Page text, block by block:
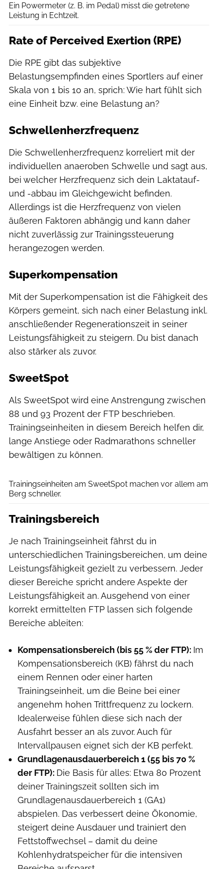
Ein Powermeter (z. B. im Pedal) misst die getretene
Leistung in Echtzeit.
Rate of Perceived Exertion (RPE)
Die RPE gibt das subjektive
Belastungsempfinden eines Sportlers auf einer
Skala von 1 bis 10 an, sprich: Wie hart fühlt sich
eine Einheit bzw. eine Belastung an?
Schwellenherzfrequenz
Die Schwellenherzfrequenz korreliert mit der
individuellen anaeroben Schwelle und sagt aus,
bei welcher Herzfrequenz sich dein Laktatauf-
und -abbau im Gleichgewicht befinden.
Allerdings ist die Herzfrequenz von vielen
äußeren Faktoren abhängig und kann daher
nicht zuverlässig zur Trainingssteuerung
herangezogen werden.
Superkompensation
Mit der Superkompensation ist die Fähigkeit des
Körpers gemeint, sich nach einer Belastung inkl.
anschließender Regenerationszeit in seiner
Leistungsfähigkeit zu steigern. Du bist danach
also stärker als zuvor.
SweetSpot
Als SweetSpot wird eine Anstrengung zwischen
88 und 93 Prozent der FTP beschrieben.
Trainingseinheiten in diesem Bereich helfen dir,
lange Anstiege oder Radmarathons schneller
bewältigen zu können.
Trainingseinheiten am SweetSpot machen vor allem am
Berg schneller.
Trainingsbereich
Je nach Trainingseinheit fährst du in
unterschiedlichen Trainingsbereichen, um deine
Leistungsfähigkeit gezielt zu verbessern. Jeder
dieser Bereiche spricht andere Aspekte der
Leistungsfähigkeit an. Ausgehend von einer
korrekt ermittelten FTP lassen sich folgende
Bereiche ableiten:
Kompensationsbereich (bis 55 % der FTP): Im
Kompensationsbereich (KB) fährst du nach
einem Rennen oder einer harten
Trainingseinheit, um die Beine bei einer
angenehm hohen Trittfrequenz zu lockern.
Idealerweise fühlen diese sich nach der
Ausfahrt besser an als zuvor. Auch für
Intervallpausen eignet sich der KB perfekt.
Grundlagenausdauerbereich 1 (55 bis 70 %
der FTP): Die Basis für alles: Etwa 80 Prozent
deiner Trainingszeit sollten sich im
Grundlagenausdauerbereich 1 (GA1)
abspielen. Das verbessert deine Ökonomie,
steigert deine Ausdauer und trainiert den
Fettstoffwechsel – damit du deine
Kohlenhydratspeicher für die intensiven